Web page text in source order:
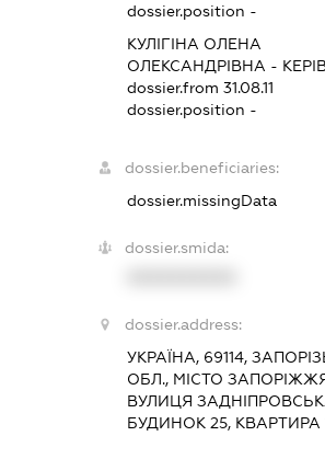
dossier.position -
КУЛІГІНА ОЛЕНА
ОЛЕКСАНДРІВНА -
dossier.from 31.08.11
dossier.position -
dossier.beneficiaries:
dossier.missingData
dossier.smida:
dossier.address:
УКРАЇНА, 69114,
ОБЛ., МІСТО
ВУЛИЦЯ
БУДИНОК 25, КВАРТИРА